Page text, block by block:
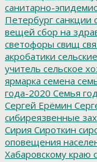
санитарно-
Петербург санкции
вещей сбор на
светофоры свищ
акробатики
учитель сельское
ярмарка семена
года-2020 Семья
Сергей Ерёмин
сибиреязвенные
Сирия Сироткин
оповещения
Хабаровскому краю